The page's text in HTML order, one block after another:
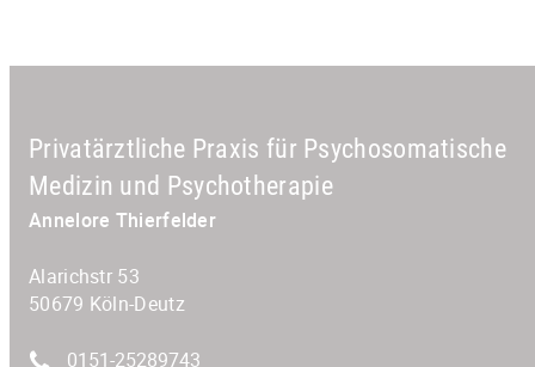
Privatärztliche Praxis für Psychosomatische
Medizin und Psychotherapie
Annelore Thierfelder
Alarichstr 53
50679 Köln-Deutz
0151-25289743